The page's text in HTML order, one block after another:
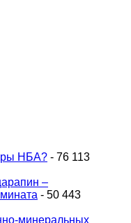
НБА? - 76 113
–
- 50 443
минеральных